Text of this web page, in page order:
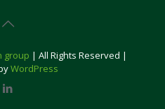
group | All Rights Reserved |
WordPress